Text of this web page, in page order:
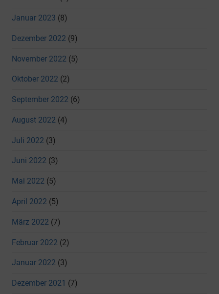
Januar 2023 (8)
Dezember 2022 (9)
November 2022 (5)
Oktober 2022 (2)
September 2022 (6)
August 2022 (4)
Juli 2022 (3)
Juni 2022 (3)
Mai 2022 (5)
April 2022 (5)
März 2022 (7)
Februar 2022 (2)
Januar 2022 (3)
Dezember 2021 (7)